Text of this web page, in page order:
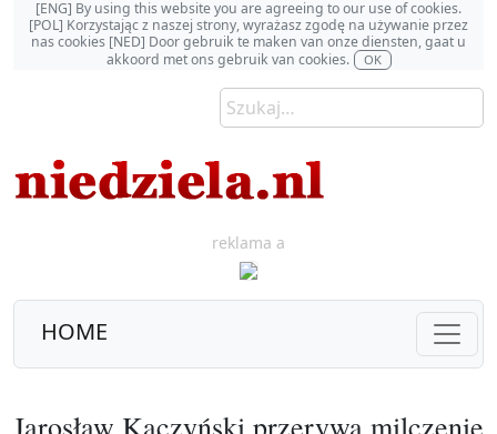
[ENG] By using this website you are agreeing to our use of cookies.
[POL] Korzystając z naszej strony, wyrażasz zgodę na używanie przez
nas cookies [NED] Door gebruik te maken van onze diensten, gaat u
akkoord met ons gebruik van cookies.
OK
reklama a
HOME
Jarosław Kaczyński przerywa milczenie